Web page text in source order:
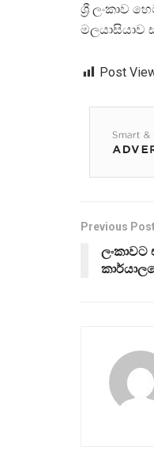
ශ්‍රී ලංකාව
මලයාසියාව
Post
Previous Post
ලංකාවට